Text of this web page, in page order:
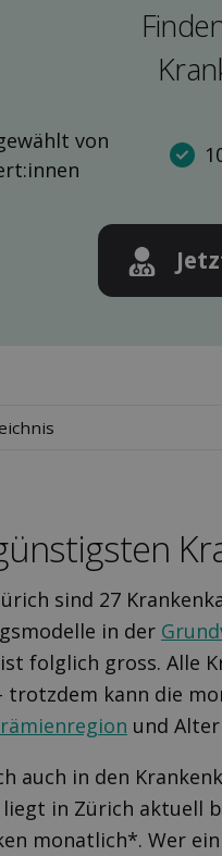
von
sind 27
in der
folglich gross. Alle
trotzdem kann die
und
auch in den
liegt in Zürich aktuell
monatlich*. Wer